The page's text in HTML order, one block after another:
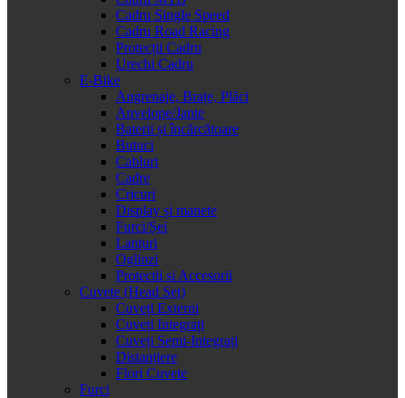
Cadru Single Speed
Cadru Road Racing
Protecții Cadru
Urechi Cadru
E-Bike
Angrenaje, Brațe, Plăci
Anvelope/Jante
Baterii și încărcătoare
Butuci
Cabluri
Cadre
Cricuri
Display și manete
Furci/Șei
Lanțuri
Oglinzi
Protectii si Accesorii
Cuvete (Head Set)
Cuveți Externi
Cuveți Integrați
Cuveți Semi-Integrați
Distanțiere
Flori Cuvete
Furci